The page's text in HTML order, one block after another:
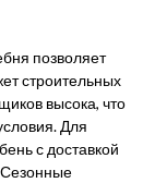
позволяет
строительных
высока, что
Для
с доставкой